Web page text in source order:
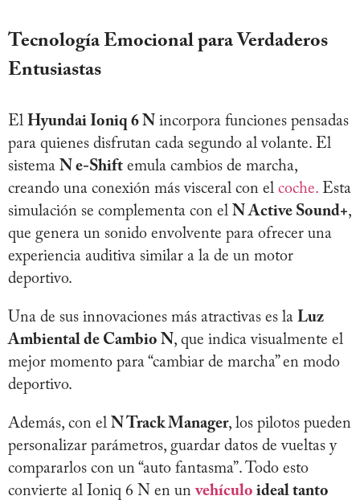
Tecnología Emocional para Verdaderos
Entusiastas
El Hyundai Ioniq 6 N incorpora funciones pensadas
para quienes disfrutan cada segundo al volante. El
sistema N e-Shift emula cambios de marcha,
creando una conexión más visceral con el coche. Esta
simulación se complementa con el N Active Sound+,
que genera un sonido envolvente para ofrecer una
experiencia auditiva similar a la de un motor
deportivo.
Una de sus innovaciones más atractivas es la Luz
Ambiental de Cambio N, que indica visualmente el
mejor momento para “cambiar de marcha” en modo
deportivo.
Además, con el N Track Manager, los pilotos pueden
personalizar parámetros, guardar datos de vueltas y
compararlos con un “auto fantasma”. Todo esto
convierte al Ioniq 6 N en unvehículo ideal tanto